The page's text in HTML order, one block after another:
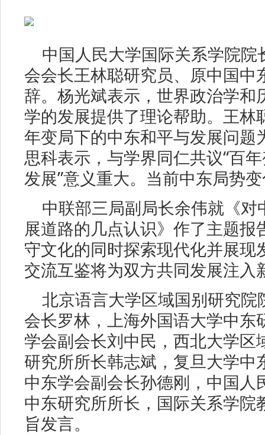
中国人民大学国际关系学院
会会长王林聪研究员、原中国中
辞。杨光斌表示，世界政治学和
学的发展提供了理论帮助。王林
年变局下的中东和平与发展问题
思科表示，与学界同仁共议“百
发展”意义重大。当前中东局势
中联部三局副局长余伟就《
展道路的几点认识》作了主题报
守文化的同时探索现代化并展现
交流互鉴将为双方共同发展注入
北京语言大学区域国别研究
会长罗林，上海外国语大学中东
学会副会长刘中民，西北大学区
研究所所长韩志斌，复旦大学中
中东学会副会长孙德刚，中国人
中东研究所所长，国际关系学院
旨发言。